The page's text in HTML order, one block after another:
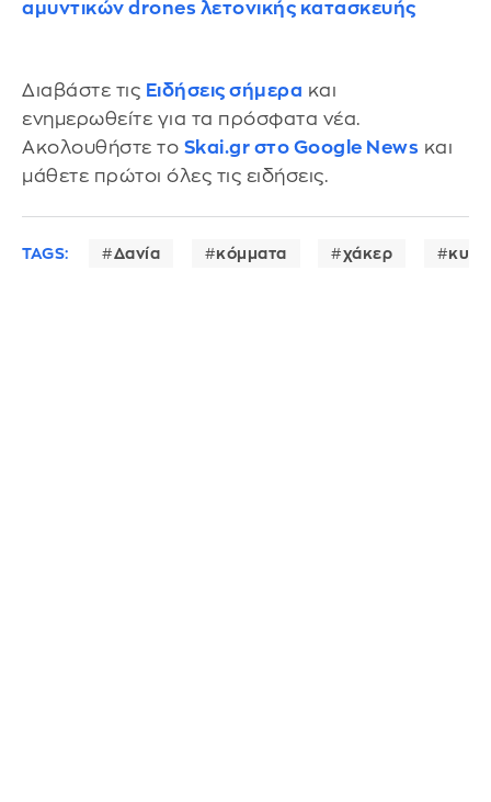
αμυντικών drones λετονικής κατασκευής
Διαβάστε τις Ειδήσεις σήμερα και
ενημερωθείτε για τα πρόσφατα νέα.
Ακολουθήστε το Skai.gr στο Google News και
μάθετε πρώτοι όλες τις ειδήσεις.
TAGS: Δανία κόμματα χάκερ